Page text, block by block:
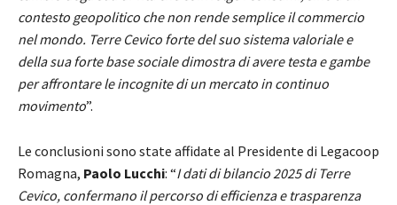
contesto geopolitico che non rende semplice il commercio
nel mondo. Terre Cevico forte del suo sistema valoriale e
della sua forte base sociale dimostra di avere testa e gambe
per affrontare le incognite di un mercato in continuo
movimento”.
Le conclusioni sono state affidate al Presidente di Legacoop
Romagna, Paolo Lucchi: “I dati di bilancio 2025 di Terre
Cevico, confermano il percorso di efficienza e trasparenza